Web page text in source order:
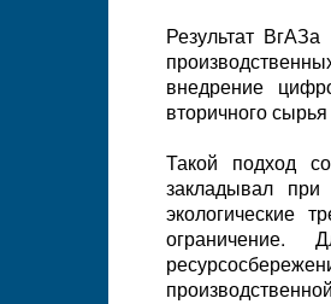
Результат
внедрение
вторичного
Такой подход
закладывал
экологические
ограничение.